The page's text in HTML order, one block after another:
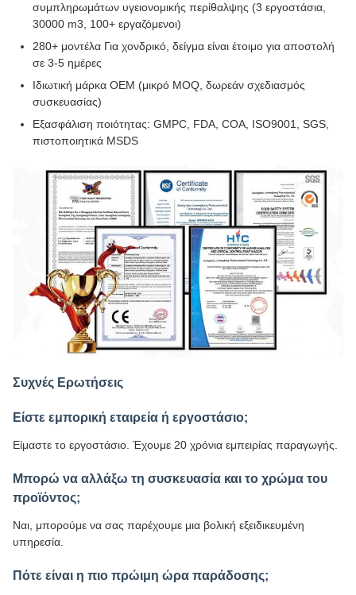
συμπληρωμάτων υγειονομικής περίθαλψης (3 εργοστάσια,
30000 m3, 100+ εργαζόμενοι)
280+ μοντέλα Για χονδρικό, δείγμα είναι έτοιμο για αποστολή
σε 3-5 ημέρες
Ιδιωτική μάρκα OEM (μικρό MOQ, δωρεάν σχεδιασμός
συσκευασίας)
Εξασφάλιση ποιότητας: GMPC, FDA, COA, ISO9001, SGS,
πιστοποιητικά MSDS
Συχνές Ερωτήσεις
Είστε εμπορική εταιρεία ή εργοστάσιο;
Είμαστε το εργοστάσιο. Έχουμε 20 χρόνια εμπειρίας παραγωγής.
Μπορώ να αλλάξω τη συσκευασία και το χρώμα του
προϊόντος;
Ναι, μπορούμε να σας παρέχουμε μια βολική εξειδικευμένη
υπηρεσία.
Πότε είναι η πιο πρώιμη ώρα παράδοσης;